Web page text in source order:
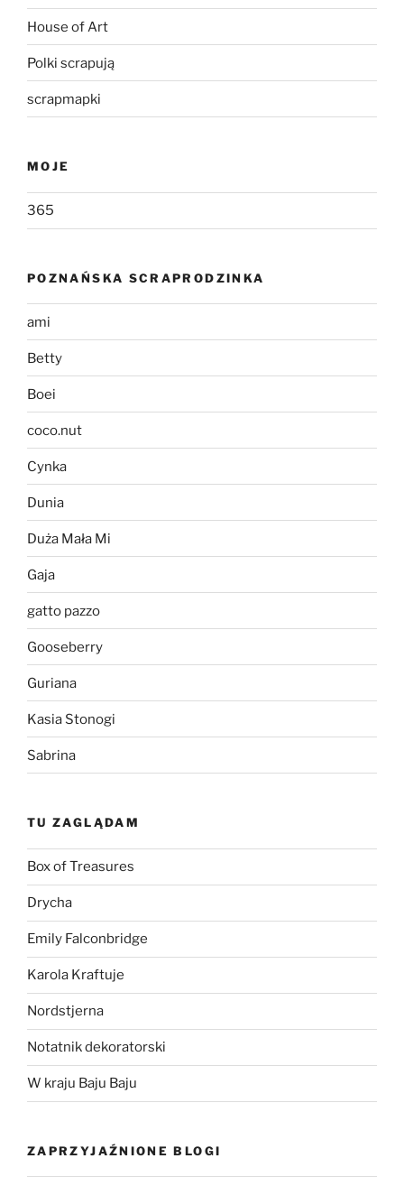
House of Art
Polki scrapują
scrapmapki
MOJE
365
POZNAŃSKA SCRAPRODZINKA
ami
Betty
Boei
coco.nut
Cynka
Dunia
Duża Mała Mi
Gaja
gatto pazzo
Gooseberry
Guriana
Kasia Stonogi
Sabrina
TU ZAGLĄDAM
Box of Treasures
Drycha
Emily Falconbridge
Karola Kraftuje
Nordstjerna
Notatnik dekoratorski
W kraju Baju Baju
ZAPRZYJAŹNIONE BLOGI